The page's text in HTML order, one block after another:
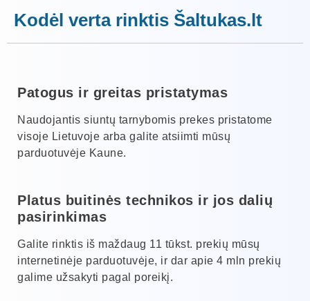
Kodėl verta rinktis Šaltukas.lt
Patogus ir greitas pristatymas
Naudojantis siuntų tarnybomis prekes pristatome
visoje Lietuvoje arba galite atsiimti mūsų
parduotuvėje Kaune.
Platus buitinės technikos ir jos dalių
pasirinkimas
Galite rinktis iš maždaug 11 tūkst. prekių mūsų
internetinėje parduotuvėje, ir dar apie 4 mln prekių
galime užsakyti pagal poreikį.